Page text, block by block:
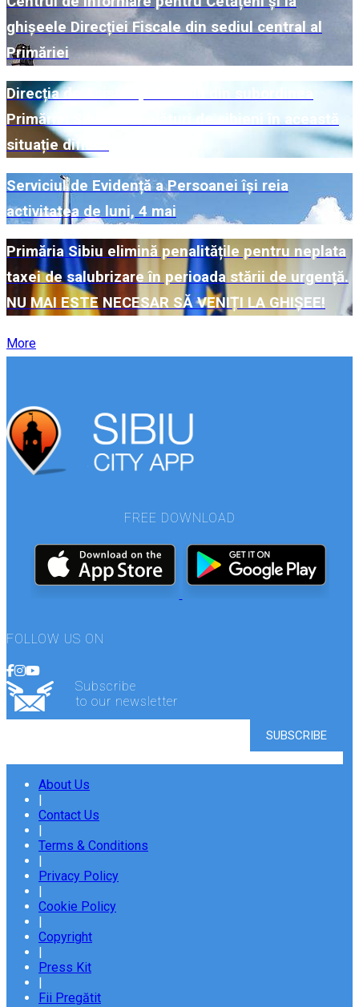
ghișeele Direcției Fiscale din sediul central al
Primăriei
Direcția de Asistență Socială din subordinea
Primăriei Sibiu este alături de sibieni în această
situație dificilă
Serviciul de Evidență a Persoanei își reia
activitatea de luni, 4 mai
Primăria Sibiu elimină penalitățile pentru neplata
taxei de salubrizare în perioada stării de urgență.
NU MAI ESTE NECESAR SĂ VENIȚI LA GHIȘEE!
More
FREE DOWNLOAD
FOLLOW US ON
Subscribe
to our newsletter
About Us
|
Contact Us
|
Terms & Conditions
|
Privacy Policy
|
Cookie Policy
|
Copyright
|
Press Kit
|
Fii Pregătit